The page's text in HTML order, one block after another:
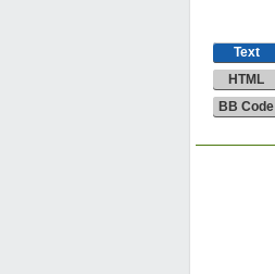
Text
HTML
BB Code